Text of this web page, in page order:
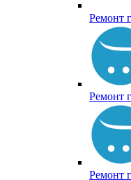
Ремонт
Ремонт
Ремонт